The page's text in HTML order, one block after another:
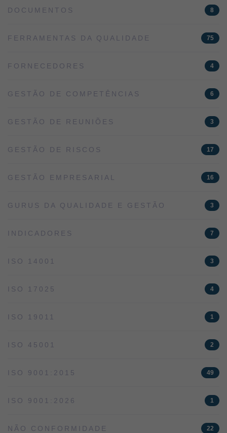
DOCUMENTOS 8
FERRAMENTAS DA QUALIDADE 75
FORNECEDORES 4
GESTÃO DE COMPETÊNCIAS 6
GESTÃO DE REUNIÕES 3
GESTÃO DE RISCOS 17
GESTÃO EMPRESARIAL 16
GURUS DA QUALIDADE E GESTÃO 3
INDICADORES 7
ISO 14001 3
ISO 17025 4
ISO 19011 1
ISO 45001 2
ISO 9001:2015 49
ISO 9001:2026 1
NÃO CONFORMIDADE 22